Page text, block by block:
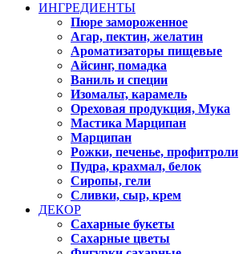
ИНГРЕДИЕНТЫ
Пюре замороженное
Агар, пектин, желатин
Ароматизаторы пищевые
Айсинг, помадка
Ваниль и специи
Изомальт, карамель
Ореховая продукция, Мука
Мастика Марципан
Марципан
Рожки, печенье, профитроли
Пудра, крахмал, белок
Сиропы, гели
Сливки, сыр, крем
ДЕКОР
Сахарные букеты
Сахарные цветы